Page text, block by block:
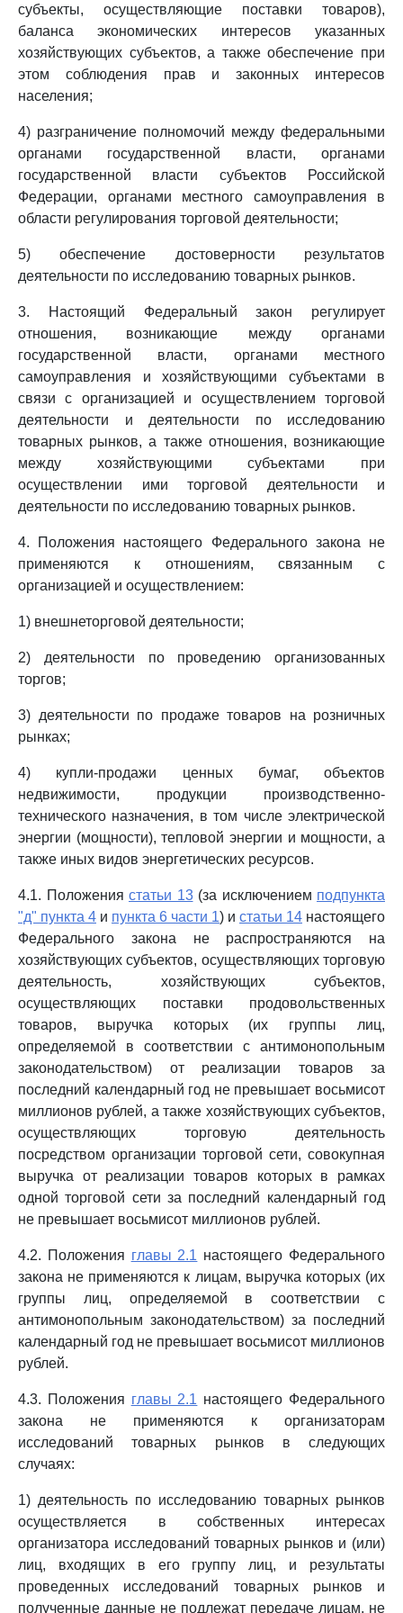
субъекты, осуществляющие поставки товаров),
баланса экономических интересов указанных
хозяйствующих субъектов, а также обеспечение при
этом соблюдения прав и законных интересов
населения;
4) разграничение полномочий между федеральными
органами государственной власти, органами
государственной власти субъектов Российской
Федерации, органами местного самоуправления в
области регулирования торговой деятельности;
5) обеспечение достоверности результатов
деятельности по исследованию товарных рынков.
3. Настоящий Федеральный закон регулирует
отношения, возникающие между органами
государственной власти, органами местного
самоуправления и хозяйствующими субъектами в
связи с организацией и осуществлением торговой
деятельности и деятельности по исследованию
товарных рынков, а также отношения, возникающие
между хозяйствующими субъектами при
осуществлении ими торговой деятельности и
деятельности по исследованию товарных рынков.
4. Положения настоящего Федерального закона не
применяются к отношениям, связанным с
организацией и осуществлением:
1) внешнеторговой деятельности;
2) деятельности по проведению организованных
торгов;
3) деятельности по продаже товаров на розничных
рынках;
4) купли-продажи ценных бумаг, объектов
недвижимости, продукции производственно-
технического назначения, в том числе электрической
энергии (мощности), тепловой энергии и мощности, а
также иных видов энергетических ресурсов.
4.1. Положения статьи 13(за исключением подпункта
"д" пункта 4 и пункта 6 части 1) и статьи 14 настоящего
Федерального закона не распространяются на
хозяйствующих субъектов, осуществляющих торговую
деятельность, хозяйствующих субъектов,
осуществляющих поставки продовольственных
товаров, выручка которых (их группы лиц,
определяемой в соответствии с антимонопольным
законодательством) от реализации товаров за
последний календарный год не превышает восьмисот
миллионов рублей, а также хозяйствующих субъектов,
осуществляющих торговую деятельность
посредством организации торговой сети, совокупная
выручка от реализации товаров которых в рамках
одной торговой сети за последний календарный год
не превышает восьмисот миллионов рублей.
4.2. Положения главы 2.1 настоящего Федерального
закона не применяются к лицам, выручка которых (их
группы лиц, определяемой в соответствии с
антимонопольным законодательством) за последний
календарный год не превышает восьмисот миллионов
рублей.
4.3. Положения главы 2.1 настоящего Федерального
закона не применяются к организаторам
исследований товарных рынков в следующих
случаях:
1) деятельность по исследованию товарных рынков
осуществляется в собственных интересах
организатора исследований товарных рынков и (или)
лиц, входящих в его группу лиц, и результаты
проведенных исследований товарных рынков и
полученные данные не подлежат передаче лицам, не